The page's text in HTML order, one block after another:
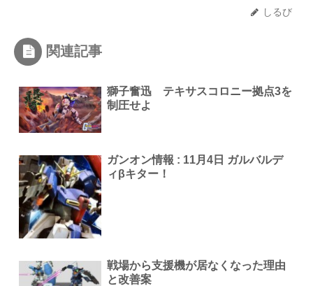
しるび
関連記事
獅子奮迅 テキサスコロニー拠点3を
制圧せよ
ガンオン情報 : 11月4日 ガルバルデ
ィβキター！
戦場から支援機が居なくなった理由
と改善案